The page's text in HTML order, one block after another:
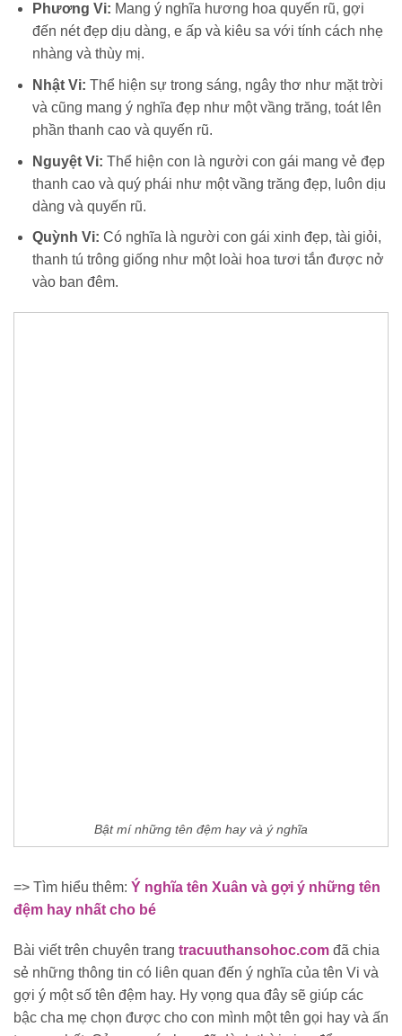
Phương Vi: Mang ý nghĩa hương hoa quyến rũ, gợi
đến nét đẹp dịu dàng, e ấp và kiêu sa với tính cách nhẹ
nhàng và thùy mị.
Nhật Vi: Thể hiện sự trong sáng, ngây thơ như mặt trời
và cũng mang ý nghĩa đẹp như một vầng trăng, toát lên
phần thanh cao và quyến rũ.
Nguyệt Vi: Thể hiện con là người con gái mang vẻ đẹp
thanh cao và quý phái như một vầng trăng đẹp, luôn dịu
dàng và quyến rũ.
Quỳnh Vi: Có nghĩa là người con gái xinh đẹp, tài giỏi,
thanh tú trông giống như một loài hoa tươi tắn được nở
vào ban đêm.
Bật mí những tên đệm hay và ý nghĩa
=> Tìm hiểu thêm: Ý nghĩa tên Xuân và gợi ý những tên
đệm hay nhất cho bé
Bài viết trên chuyên trang tracuuthansohoc.com đã chia
sẻ những thông tin có liên quan đến ý nghĩa của tên Vi và
gợi ý một số tên đệm hay. Hy vọng qua đây sẽ giúp các
bậc cha mẹ chọn được cho con mình một tên gọi hay và ấn